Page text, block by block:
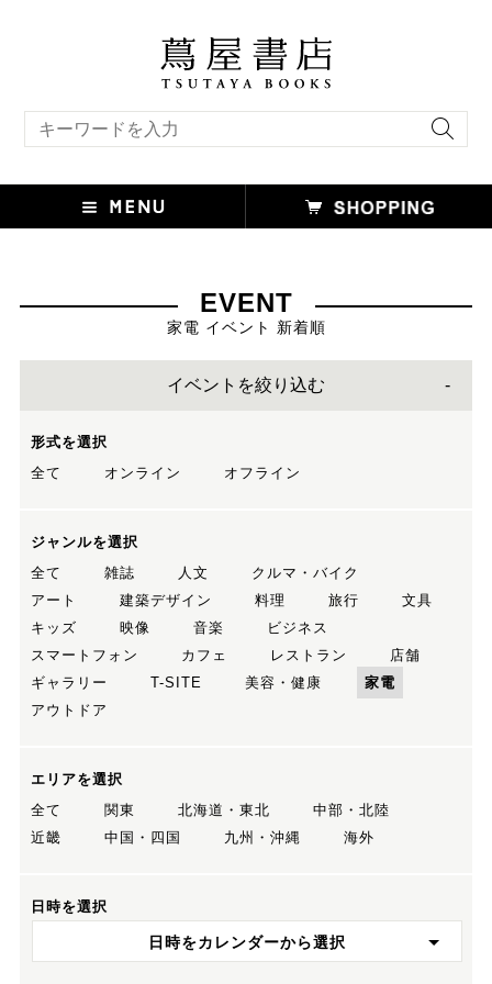
EVENT
家電 イベント 新着順
イベントを絞り込む
形式を選択
全て
オンライン オフライン
ジャンルを選択
全て
雑誌 人文
クルマ・バイク
アート
建築デザイン 料理 旅行
文具
キッズ
映像 音楽
ビジネス
スマートフォン
カフェ レストラン
店舗
ギャラリー
T-SITE 美容・健康
家電
アウトドア
エリアを選択
全て
関東 北海道・東北
中部・北陸
近畿
中国・四国 九州・沖縄 海外
日時を選択
日時をカレンダーから選択